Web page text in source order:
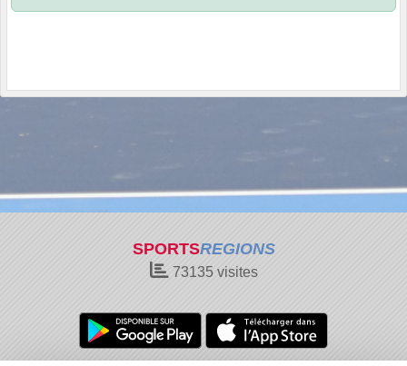
SPORTSREGIONS
73135visites